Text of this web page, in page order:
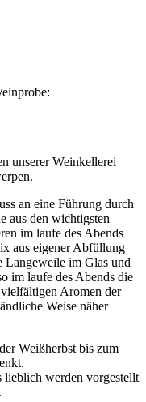
unserer Weinkellerei
an eine Führung durch
aus den wichtigsten
im laufe des Abends
aus eigener Abfüllung
Langeweile im Glas und
im laufe des Abends die
Aromen der
Weise näher
Weißherbst bis zum
lieblich werden vorgestellt